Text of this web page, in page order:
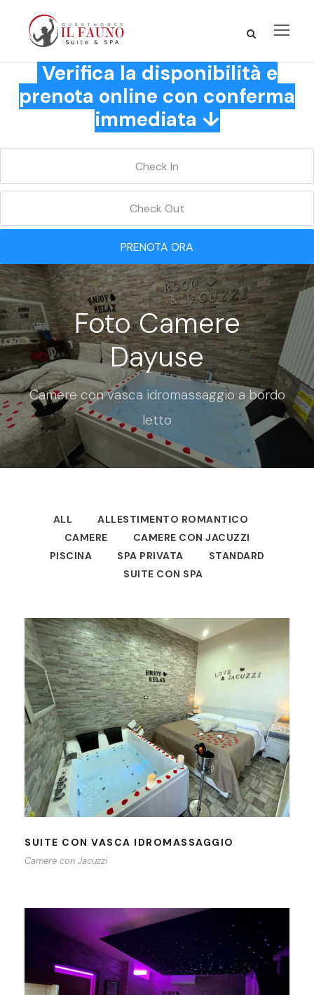
Verifica la disponibilità e
prenota online con conferma
immediata ↓
PRENOTA ORA
Foto Camere
Dayuse
Camere con vasca idromassaggio a bordo
letto
ALL
ALLESTIMENTO ROMANTICO
CAMERE
CAMERE CON JACUZZI
PISCINA
SPA PRIVATA
STANDARD
SUITE CON SPA
SUITE CON VASCA IDROMASSAGGIO
SUITE CON VASCA IDROMASSAGGIO
Camere con Jacuzzi
SUITE CON SPA PRIVATA MAXI